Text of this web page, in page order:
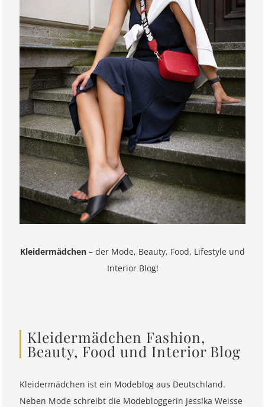
Kleidermädchen – der Mode, Beauty, Food, Lifestyle und
Interior Blog!
Kleidermädchen Fashion,
Beauty, Food und Interior Blog
Kleidermädchen ist ein Modeblog aus Deutschland.
Neben Mode schreibt die Modebloggerin Jessika Weisse